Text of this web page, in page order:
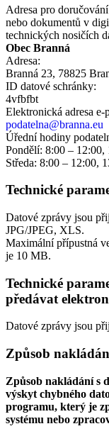
Adresa pro
nebo dokumentů v
technických nosičích
Obec Branná
Adresa:
Branná 23, 78825
ID datové schránky:
4vfbfbt
Elektronická adresa
podatelna@branna.eu
Úřední hodiny
Pondělí: 8:00 – 12:00,
Středa: 8:00 – 12:00,
Technické
Datové zprávy jsou
JPG/JPEG, XLS.
Maximální přípustná
je 10 MB.
Technické
předávat
Datové zprávy jsou
Způsob
Způsob nakládání s
výskyt chybného
programu, který je
systému nebo